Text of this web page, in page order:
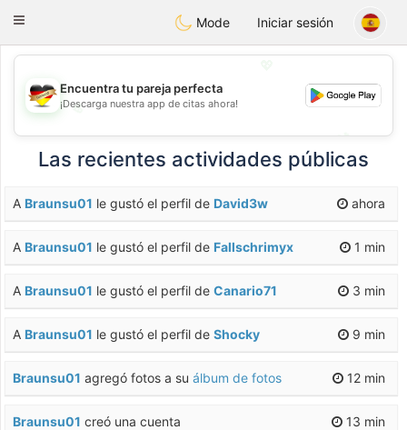
DeutschDating
Toggle
Mode Iniciar sesión
💖
💕
💕
Encuentra tu pareja perfecta
¡Descarga nuestra app de citas ahora!
Las recientes actividades públicas
ahora
A Braunsu01 le gustó el perfil de David3w
1 min
A Braunsu01 le gustó el perfil de Fallschrimyx
3 min
A Braunsu01 le gustó el perfil de Canario71
9 min
A Braunsu01 le gustó el perfil de Shocky
12 min
Braunsu01 agregó fotos a su álbum de fotos
13 min
Braunsu01 creó una cuenta